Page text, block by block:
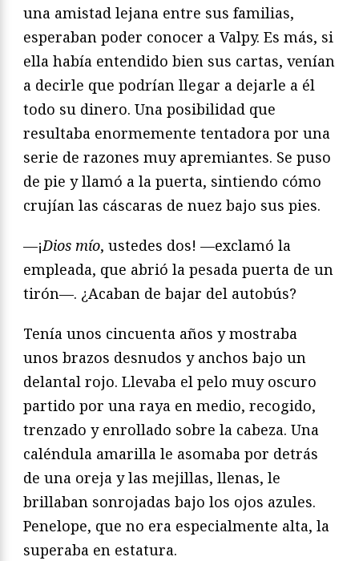
una amistad lejana entre sus familias,
esperaban poder conocer a Valpy. Es más, si
ella había entendido bien sus cartas, venían
a decirle que podrían llegar a dejarle a él
todo su dinero. Una posibilidad que
resultaba enormemente tentadora por una
serie de razones muy apremiantes. Se puso
de pie y llamó a la puerta, sintiendo cómo
crujían las cáscaras de nuez bajo sus pies.
—¡Dios mío, ustedes dos! —exclamó la
empleada, que abrió la pesada puerta de un
tirón—. ¿Acaban de bajar del autobús?
Tenía unos cincuenta años y mostraba
unos brazos desnudos y anchos bajo un
delantal rojo. Llevaba el pelo muy oscuro
partido por una raya en medio, recogido,
trenzado y enrollado sobre la cabeza. Una
caléndula amarilla le asomaba por detrás
de una oreja y las mejillas, llenas, le
brillaban sonrojadas bajo los ojos azules.
Penelope, que no era especialmente alta, la
superaba en estatura.